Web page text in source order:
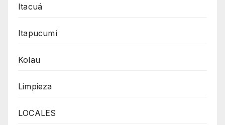
Itacuá
Itapucumí
Kolau
Limpieza
LOCALES